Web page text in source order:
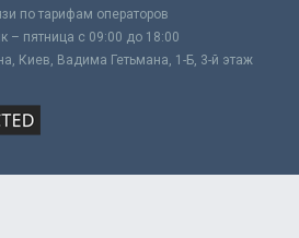
по тарифам операторов
– пятница с 09:00 до 18:00
Киев, Вадима Гетьмана, 1-Б, 3-й этаж